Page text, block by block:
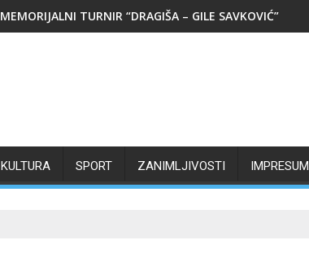
MEMORIJALNI TURNIR “DRAGIŠA – GILE SAVKOVIĆ”
KULTURA SPORT ZANIMLJIVOSTI IMPRESUM